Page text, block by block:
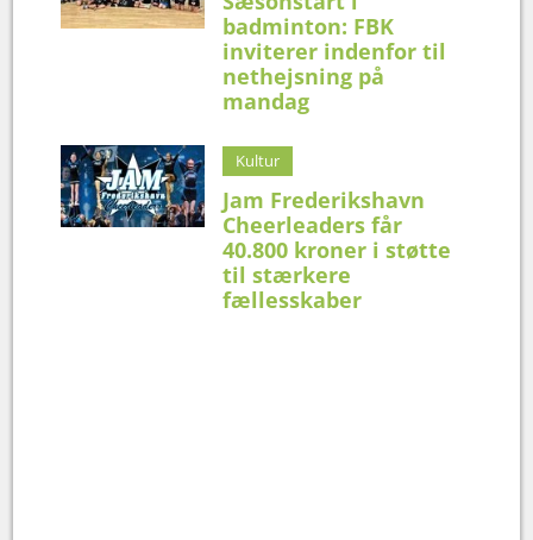
badminton: FBK
inviterer indenfor til
nethejsning på
mandag
Kultur
Jam Frederikshavn
Cheerleaders får
40.800 kroner i støtte
til stærkere
fællesskaber